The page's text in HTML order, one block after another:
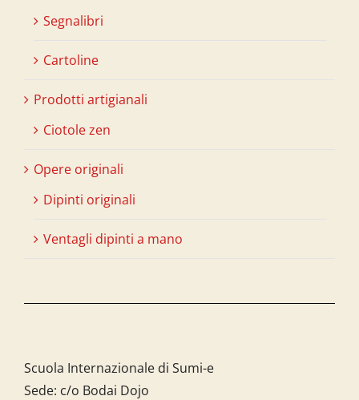
Segnalibri
Cartoline
Prodotti artigianali
Ciotole zen
Opere originali
Dipinti originali
Ventagli dipinti a mano
Scuola Internazionale di Sumi-e
Sede: c/o Bodai Dojo